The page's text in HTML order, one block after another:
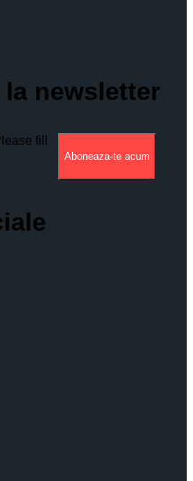
la newsletter
fill
Aboneaza-te acum